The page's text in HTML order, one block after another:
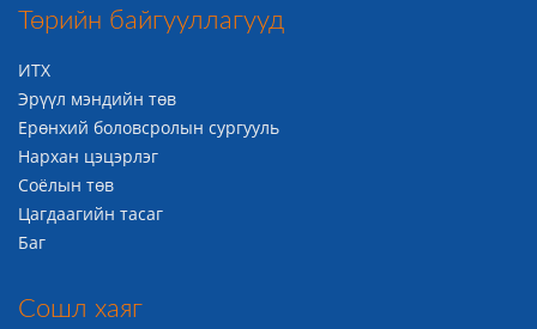
Төрийн байгууллагууд
ИТХ
Эрүүл мэндийн төв
Ерөнхий боловсролын сургууль
Нархан цэцэрлэг
Соёлын төв
Цагдаагийн тасаг
Баг
Сошл хаяг